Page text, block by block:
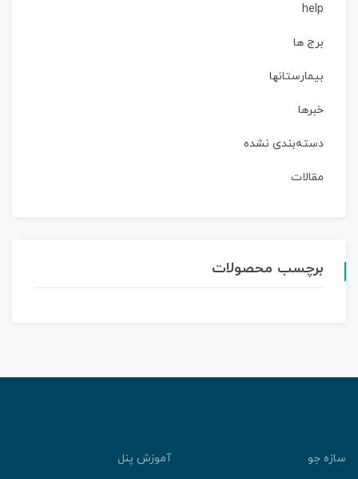
help
برج ها
بیمارستانها
خبرها
دسته‌بندی نشده
مقالات
برچسب محصولات
سازه جو
آموزش پنل